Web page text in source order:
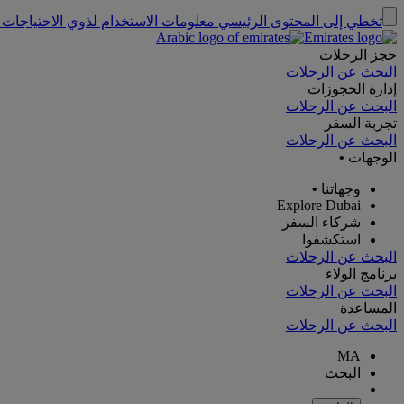
تخطي إلى المحتوى الرئيسي معلومات الاستخدام لذوي
حجز الرحلات
البحث عن الرحلات
إدارة الحجوزات
البحث عن الرحلات
تجربة السفر
البحث عن الرحلات
الوجهات •
وجهاتنا •
Explore Dubai
شركاء السفر
استكشفوا
البحث عن الرحلات
برنامج الولاء
البحث عن الرحلات
المساعدة
البحث عن الرحلات
MA
البحث